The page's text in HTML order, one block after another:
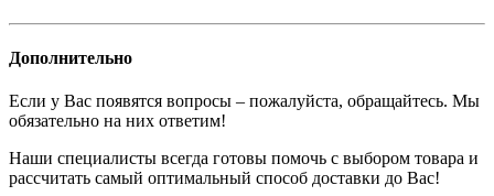
Дополнительно
Если у Вас появятся вопросы – пожалуйста, обращайтесь. Мы
обязательно на них ответим!
Наши специалисты всегда готовы помочь с выбором товара и
рассчитать самый оптимальный способ доставки до Вас!